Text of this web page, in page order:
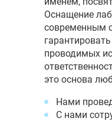
Оснащение
современным
проводимых
это основа
Нами
С нами